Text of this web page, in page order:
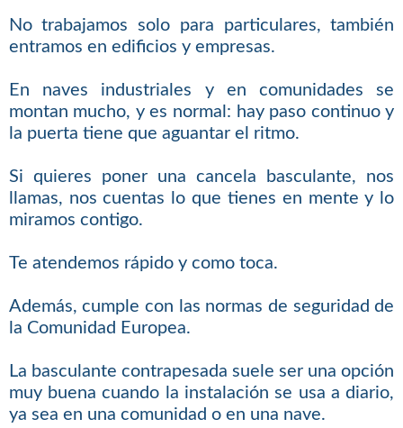
No trabajamos solo para particulares, también
entramos en edificios y empresas.
En naves industriales y en comunidades se
montan mucho, y es normal: hay paso continuo y
la puerta tiene que aguantar el ritmo.
Si quieres poner una cancela basculante, nos
llamas, nos cuentas lo que tienes en mente y lo
miramos contigo.
Te atendemos rápido y como toca.
Además, cumple con las normas de seguridad de
la Comunidad Europea.
La basculante contrapesada suele ser una opción
muy buena cuando la instalación se usa a diario,
ya sea en una comunidad o en una nave.